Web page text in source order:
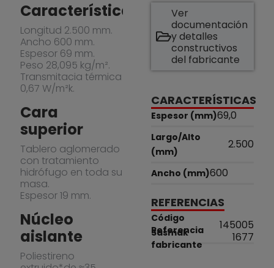
Características
Longitud 2.500 mm.
Ancho 600 mm.
Espesor 69 mm.
Peso 28,095 kg/m².
Transmitacia térmica
0,67 W/m²k.
Cara
superior
Tablero aglomerado
con tratamiento
hidrófugo en toda su
masa.
Espesor 19 mm.
Núcleo
aislante
Poliestireno
Ver
documentación
y detalles
constructivos
del fabricante
CARACTERÍSTICAS
Espesor (mm)69,0
Largo/Alto
(mm)
2.500
Ancho (mm)600
REFERENCIAS
Código
Sasmak
145005
Referencia
fabricante
1677